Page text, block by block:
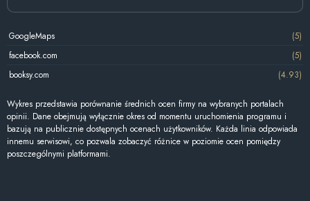
GoogleMaps
(5)
facebook.com
(5)
booksy.com
(4.93)
Wykres przedstawia porównanie średnich ocen firmy na wybranych portalach
opinii. Dane obejmują wyłącznie okres od momentu uruchomienia programu i
bazują na publicznie dostępnych ocenach użytkowników. Każda linia odpowiada
innemu serwisowi, co pozwala zobaczyć różnice w poziomie ocen pomiędzy
poszczególnymi platformami.